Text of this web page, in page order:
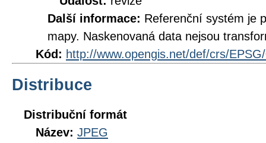
Další informace: Referenční systém je
mapy. Naskenovaná data nejsou
Kód: http://www.opengis.net/def/crs/
Distribuce
Distribuční formát
Název: JPEG